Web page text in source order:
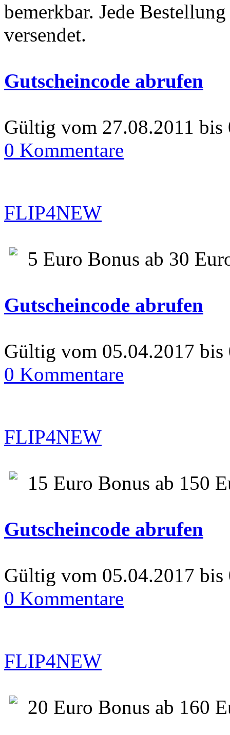
bemerkbar. Jede
versendet.
Gutscheincode abrufen
Gültig vom 27.08.2011 bis
0 Kommentare
FLIP4NEW
5 Euro Bonus ab 30
Gutscheincode abrufen
Gültig vom 05.04.2017 bis
0 Kommentare
FLIP4NEW
15 Euro Bonus ab 150
Gutscheincode abrufen
Gültig vom 05.04.2017 bis
0 Kommentare
FLIP4NEW
20 Euro Bonus ab 160